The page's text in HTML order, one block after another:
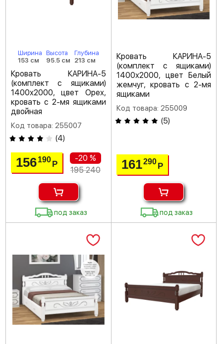
Ширина
153 см
Высота
95.5 см
Глубина
213 см
Кровать КАРИНА-5
(комплект с ящиками)
1400х2000, цвет Орех,
кровать с 2-мя ящиками
двойная
Код товара: 255007
(4)
156190Р
-20 %
195 240
под заказ
Кровать КАРИНА-5
(комплект с ящиками)
1400х2000, цвет Белый
жемчуг, кровать с 2-мя
ящиками
Код товара: 255009
(5)
161290 Р
под заказ